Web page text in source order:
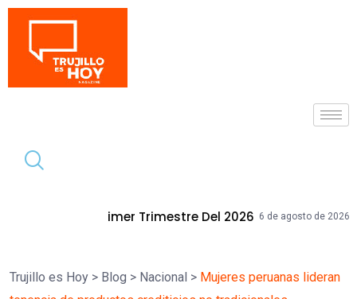
Trimestre Del 2026 6 de agosto de 2026 Mallplaza
Trujillo es Hoy > Blog > Nacional > Mujeres peruanas lideran